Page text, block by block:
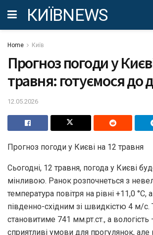
КИЇВNEWS
Home Київ
Прогноз погоди у
травня: готуємося до
12.05.2026
Прогноз погоди у Києві на 12 травня
Сьогодні, 12 травня, погода у Києві
мінливою. Ранок розпочнеться з
температура повітря на рівні +11,0 °С,
південно-східним зі швидкістю 4 м/с.
становитиме 741 мм.рт.ст., а вологість
сприятливі умови для прогулянок, але